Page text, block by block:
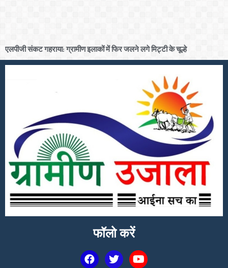
एलपीजी संकट गहराया: ग्रामीण इलाकों में फिर जलने लगे मिट्टी के चूल्हे
फॉलो करें